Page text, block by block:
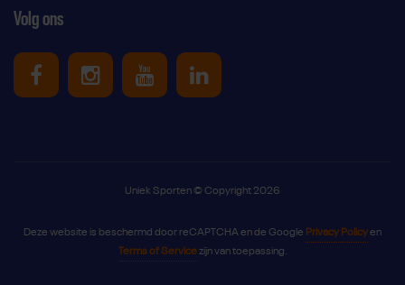
Volg ons
Uniek Sporten op Facebook
Uniek Sporten op Instagram
Uniek Sporten op Youtube
Uniek Sporten op
Uniek Sporten © Copyright 2026
Deze website is beschermd door reCAPTCHA en de Google Privacy Policyen
Terms of Servicezijn van toepassing.